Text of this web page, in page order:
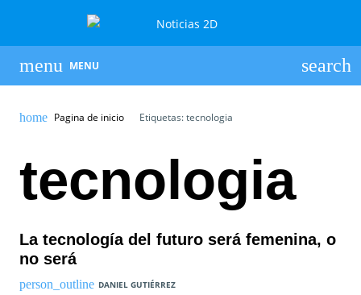
MENU
Pagina de inicio Etiquetas: tecnologia
tecnologia
La tecnología del futuro será femenina, o
no será
DANIEL GUTIÉRREZ